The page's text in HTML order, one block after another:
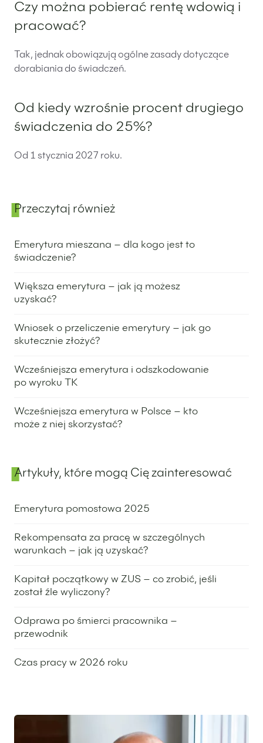
Czy można pobierać rentę wdowią i
pracować?
Tak, jednak obowiązują ogólne zasady dotyczące
dorabiania do świadczeń.
Od kiedy wzrośnie procent drugiego
świadczenia do 25%?
Od 1 stycznia 2027 roku.
Panel boczny
Przeczytaj również
Emerytura mieszana – dla kogo jest to
świadczenie?
Większa emerytura – jak ją możesz
uzyskać?
Wniosek o przeliczenie emerytury – jak go
skutecznie złożyć?
Wcześniejsza emerytura i odszkodowanie
po wyroku TK
Wcześniejsza emerytura w Polsce – kto
może z niej skorzystać?
Artykuły, które mogą Cię zainteresować
Emerytura pomostowa 2025
Rekompensata za pracę w szczególnych
warunkach – jak ją uzyskać?
Kapitał początkowy w ZUS – co zrobić, jeśli
został źle wyliczony?
Odprawa po śmierci pracownika –
przewodnik
Czas pracy w 2026 roku